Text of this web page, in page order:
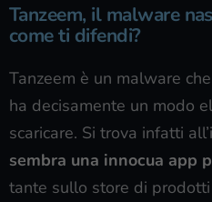
Tanzeem, il malware
come ti difendi?
Tanzeem è un malware
ha decisamente un modo
scaricare. Si trova infatti
sembra una innocua app
tante sullo store di